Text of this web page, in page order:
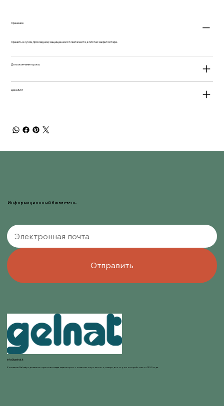
Хранение
Хранить в сухом, прохладном, защищенном от света месте, в плотно закрытой таре.
Дата окончания срока.
Цена €/кг
Информационный бюллетень
Отправить
info@gelnat.it
Компания Gelnat родилась из страсти ее владельцев к приготовлению мороженого, в мире, в котором они работают с 1950 года.